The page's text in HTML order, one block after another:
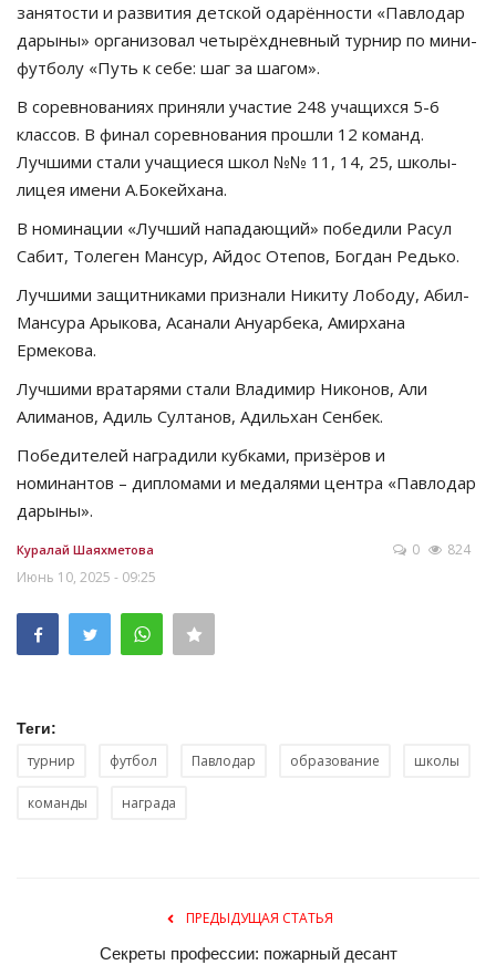
Язык
Қазақша
занятости и развития детской одарённости «Павлодар
дарыны» организовал четырёхдневный турнир по мини-
футболу «Путь к себе: шаг за шагом».
В соревнованиях приняли участие 248 учащихся 5-6
классов. В финал соревнования прошли 12 команд.
Лучшими стали учащиеся школ №№ 11, 14, 25, школы-
лицея имени А.Бокейхана.
В номинации «Лучший нападающий» победили Расул
Сабит, Толеген Мансур, Айдос Отепов, Богдан Редько.
Лучшими защитниками признали Никиту Лободу, Абил-
Мансура Арыкова, Асанали Ануарбека, Амирхана
Ермекова.
Лучшими вратарями стали Владимир Никонов, Али
Алиманов, Адиль Султанов, Адильхан Сенбек.
Победителей наградили кубками, призёров и
номинантов – дипломами и медалями центра «Павлодар
дарыны».
Куралай Шаяхметова
Июнь 10, 2025 - 09:25
0 824
Теги:
турнир футбол Павлодар образование школы
команды награда
ПРЕДЫДУЩАЯ СТАТЬЯ
Секреты профессии: пожарный десант